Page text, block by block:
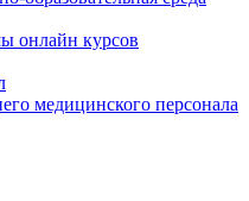
онлайн курсов
медицинского персонала